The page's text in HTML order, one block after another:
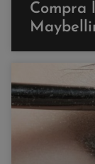
Compra